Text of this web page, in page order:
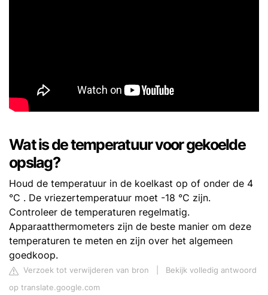
Wat is de temperatuur voor gekoelde
opslag?
Houd de temperatuur in de koelkast op of onder de 4
°C . De vriezertemperatuur moet -18 °C zijn.
Controleer de temperaturen regelmatig.
Apparaatthermometers zijn de beste manier om deze
temperaturen te meten en zijn over het algemeen
goedkoop.
Verzoek tot verwijderen van bron
Bekijk volledig antwoord
op translate.google.com